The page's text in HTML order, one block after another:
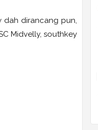
dah dirancang pun,
Midvelly, southkey